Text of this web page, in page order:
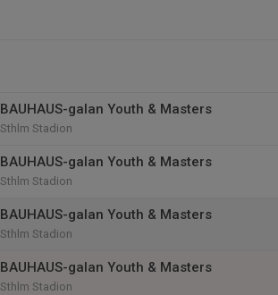
BAUHAUS-galan Youth & Masters
Sthlm Stadion
BAUHAUS-galan Youth & Masters
Sthlm Stadion
BAUHAUS-galan Youth & Masters
Sthlm Stadion
BAUHAUS-galan Youth & Masters
Sthlm Stadion